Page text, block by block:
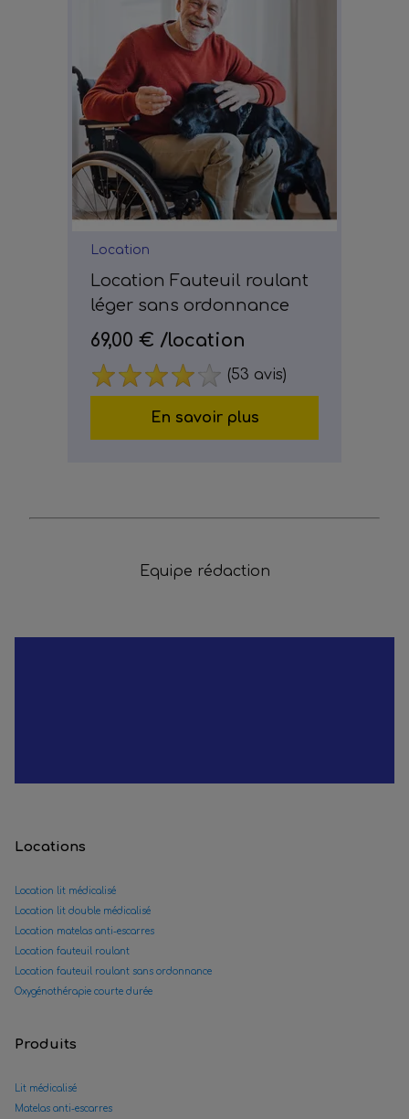
Location
Location Fauteuil roulant
léger sans ordonnance
69,00 € /location
(53 avis)
En savoir plus
Equipe rédaction
Locations
Location lit médicalisé
Location lit double médicalisé
Location matelas anti-escarres
Location fauteuil roulant
Location fauteuil roulant sans ordonnance
Oxygénothérapie courte durée
Produits
Lit médicalisé
Matelas anti-escarres